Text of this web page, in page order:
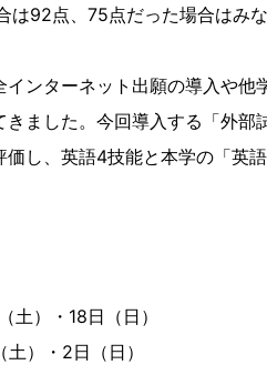
92点、75点だった場合はみな
ンターネット出願の導入や他
ました。今回導入する「外部
し、英語4技能と本学の「英
）・18日（日）
・2日（日）